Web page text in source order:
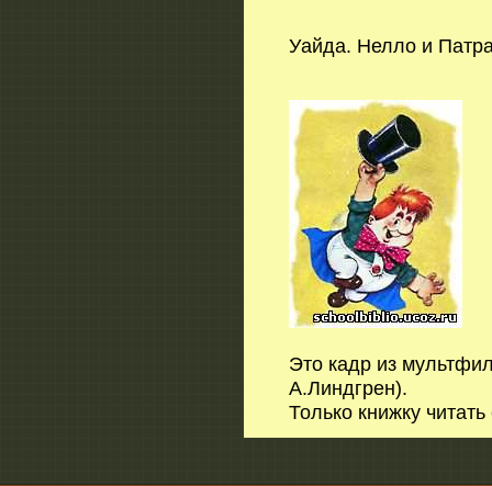
Уайда. Нелло и
Это кадр из
А.Линдгрен).
Только книжку